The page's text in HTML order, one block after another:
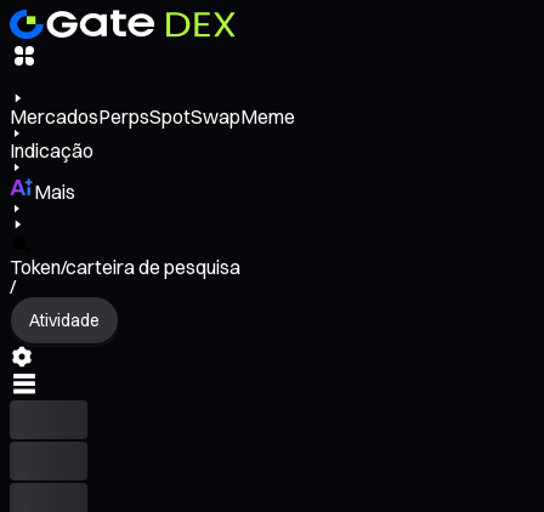
MercadosPerpsSpotSwapMeme
Indicação
Mais
Token/carteira de pesquisa
/
Atividade